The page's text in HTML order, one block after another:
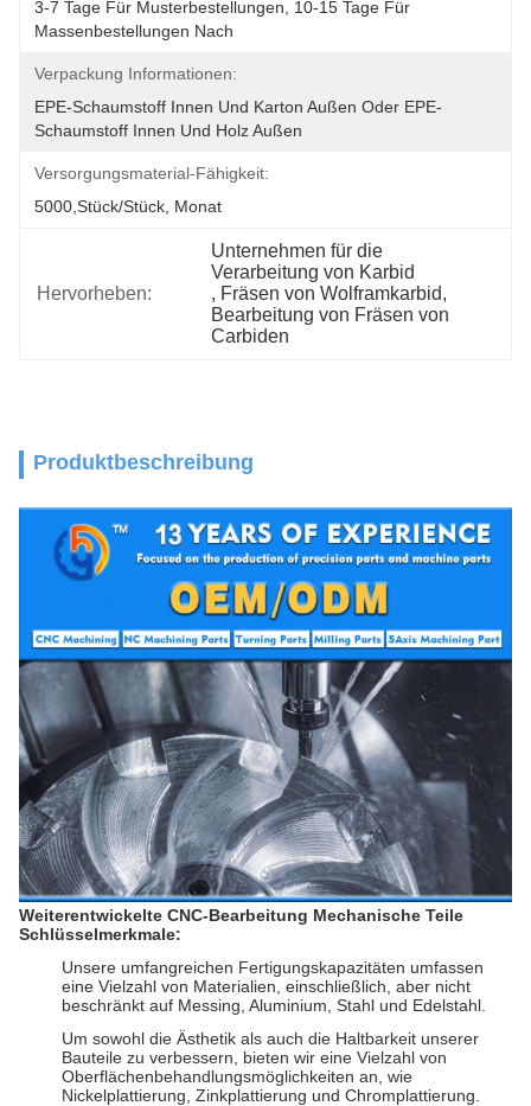
3-7 Tage Für Musterbestellungen, 10-15 Tage Für
Massenbestellungen Nach
Verpackung Informationen:
EPE-Schaumstoff Innen Und Karton Außen Oder EPE-
Schaumstoff Innen Und Holz Außen
Versorgungsmaterial-Fähigkeit:
5000,Stück/Stück, Monat
Hervorheben:
Unternehmen für die
Verarbeitung von Karbid
, Fräsen von Wolframkarbid,
Bearbeitung von Fräsen von
Carbiden
Produktbeschreibung
Weiterentwickelte CNC-Bearbeitung Mechanische Teile
Schlüsselmerkmale:
Unsere umfangreichen Fertigungskapazitäten umfassen
eine Vielzahl von Materialien, einschließlich, aber nicht
beschränkt auf Messing, Aluminium, Stahl und Edelstahl.
Um sowohl die Ästhetik als auch die Haltbarkeit unserer
Bauteile zu verbessern, bieten wir eine Vielzahl von
Oberflächenbehandlungsmöglichkeiten an, wie
Nickelplattierung, Zinkplattierung und Chromplattierung.